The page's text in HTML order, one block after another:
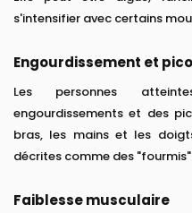
s'intensifier avec certains
Engourdissement et
Les personnes
engourdissements et des
bras, les mains et les
décrites comme des
Faiblesse musculaire